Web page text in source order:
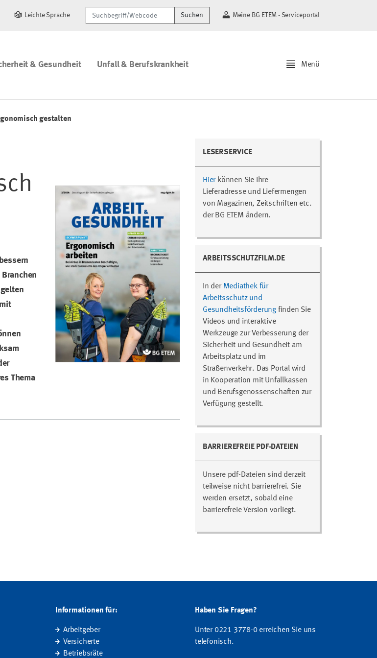
Leichte Sprache Suchbegriff/Webcode Suchen Meine BG ETEM - Serviceportal
& Gesundheit Unfall & Berufskrankheit Menü
gestalten
Thema
LESERSERVICE
Hier können Sie Ihre
Lieferadresse und Liefermengen
von Magazinen, Zeitschriften etc.
der BG ETEM ändern.
ARBEITSSCHUTZFILM.DE
In der Mediathek für
Arbeitsschutz und
Gesundheitsförderung finden Sie
Videos und interaktive
Werkzeuge zur Verbesserung der
Sicherheit und Gesundheit am
Arbeitsplatz und im
Straßenverkehr. Das Portal wird
in Kooperation mit Unfallkassen
und Berufsgenossenschaften zur
Verfügung gestellt.
BARRIEREFREIE PDF-DATEIEN
Unsere pdf-Dateien sind derzeit
teilweise nicht barrierefrei. Sie
werden ersetzt, sobald eine
barrierefreie Version vorliegt.
Informationen für:
Arbeitgeber
Versicherte
Betriebsräte
Haben Sie Fragen?
Unter 0221 3778-0 erreichen Sie uns
telefonisch.